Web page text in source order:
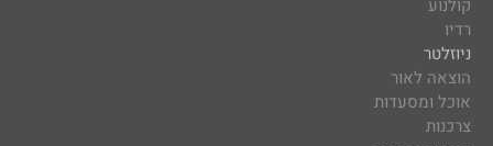
קולנוע
רדיו
ניוזלטר
הוצאה לאור
אוכל ומסעדות
צרכנות